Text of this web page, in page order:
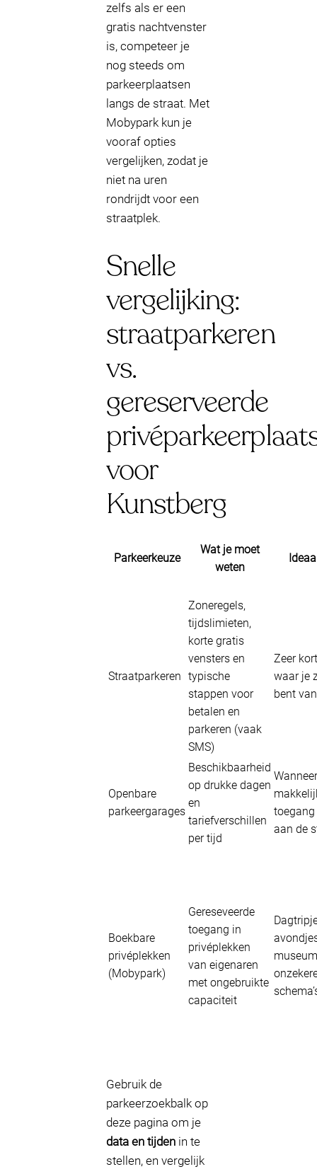
zelfs als er een
gratis nachtvenster
is, competeer je
nog steeds om
parkeerplaatsen
langs de straat. Met
Mobypark kun je
vooraf opties
vergelijken, zodat je
niet na uren
rondrijdt voor een
straatplek.
Snelle
vergelijking:
straatparkeren
vs.
gereserveerde
voor
Kunstberg
Parkeerkeuze
Wat je moet
weten
Straatparkeren
Zoneregels,
tijdslimieten,
korte gratis
vensters en
typische
stappen voor
betalen en
parkeren (vaak
SMS)
Zeer
waar je
bent
Openbare
parkeergarages
Beschikbaarheid
op drukke dagen
en
tariefverschillen
per tijd
aan de
Boekbare
privéplekken
(Mobypark)
Gereseveerde
toegang in
privéplekken
van eigenaren
met ongebruikte
capaciteit
Gebruik de
parkeerzoekbalk op
deze pagina om je
data en tijden in te
stellen, en vergelijk